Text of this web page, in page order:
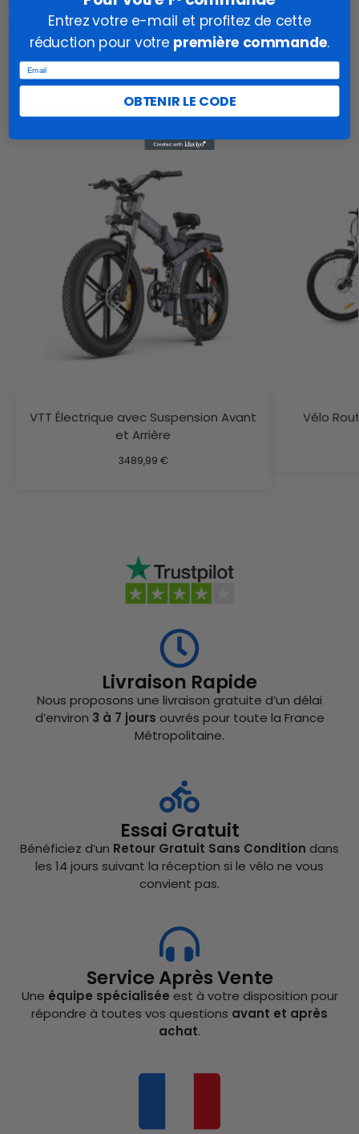
de vos balades, en toute sécurité et avec un plaisir
renouvelé à chaque sortie.
Produits similaires
VTT Électrique avec Suspension Avant
et Arrière
3489,99 €
Vélo
Livraison Rapide
Nous proposons une livraison gratuite d’un délai
d’environ 3 à 7 jours ouvrés pour toute la France
Métropolitaine.
Essai Gratuit
Bénéficiez d’un Retour Gratuit Sans Condition dans
les 14 jours suivant la réception si le vélo ne vous
convient pas.
Service Après Vente
Une équipe spécialisée est à votre disposition pour
répondre à toutes vos questions avant et après
achat.
Entrez votre e-mail et profitez de cette
réduction pour votre première commande.
Email
OBTENIR LE CODE